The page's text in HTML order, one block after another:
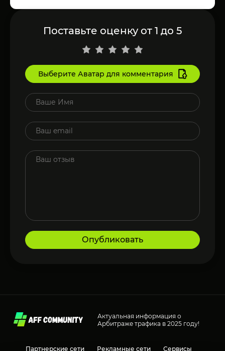
Поставьте оценку от 1 до 5
Выберите Аватар для комментария
Опубликовать
Актуальная информация о
Арбитраже трафика в 2025 году!
Партнерские сети Рекламные сети Сервисы